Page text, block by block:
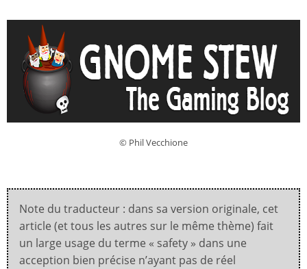
© Phil Vecchione
Note du traducteur : dans sa version originale, cet
article (et tous les autres sur le même thème) fait
un large usage du terme « safety » dans une
acception bien précise n’ayant pas de réel